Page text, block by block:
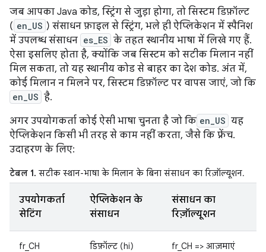
जब आपका Java कोड, स्ट्रिंग से जुड़ा होगा, तो सिस्टम डिफ़ॉल्ट
( en_US ) संसाधन फ़ाइल से स्ट्रिंग, भले ही ऐप्लिकेशन में स्पैनिश
में उपलब्ध संसाधन es_ES के तहत स्थानीय भाषा में लिखे गए हैं.
ऐसा इसलिए होता है, क्योंकि जब सिस्टम को सटीक मिलान नहीं
मिल सकता, तो यह स्थानीय कोड से बाहर का देश कोड. अंत में,
कोई मिलान न मिलने पर, सिस्टम डिफ़ॉल्ट पर वापस जाएं, जो कि
en_US है.
अगर उपयोगकर्ता कोई ऐसी भाषा चुनता है जो कि en_US यह
ऐप्लिकेशन किसी भी तरह से काम नहीं करता, जैसे कि फ़्रेंच.
उदाहरण के लिए:
टेबल 1. सटीक स्थान-भाषा के मिलान के बिना संसाधन का रिज़ॉल्यूशन.
उपयोगकर्ता
सेटिंग
ऐप्लिकेशन के
संसाधन
संसाधन का
रिज़ॉल्यूशन
fr_CH
डिफ़ॉल्ट (hi)
fr_CH => आज़माएं